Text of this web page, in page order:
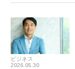
ビジネス
2026.05.30